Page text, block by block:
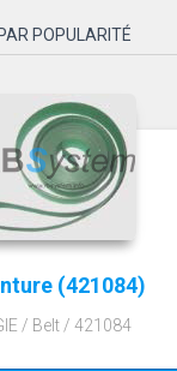
(421084)
/ Belt / 421084